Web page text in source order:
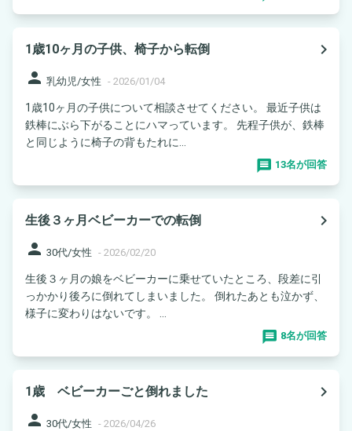
1歳10ヶ月の子供、椅子から転倒
navigate_next
person 乳幼児/女性 - 2026/01/04
1歳10ヶ月の子供について相談させてください。 最近子供は
鉄棒にぶら下がることにハマっています。 先程子供が、鉄棒
と同じように椅子の背もたれに...
13名が回答
生後３ヶ月ベビーカーでの転倒
navigate_next
person 30代/女性 - 2026/02/20
生後３ヶ月の娘をベビーカーに乗せていたところ、段差に引
っかかり後ろに倒れてしまいました。 倒れたあとも泣かず、
8名が回答
1歳 ベビーカーごと倒れました
navigate_next
person 30代/女性 - 2026/04/26